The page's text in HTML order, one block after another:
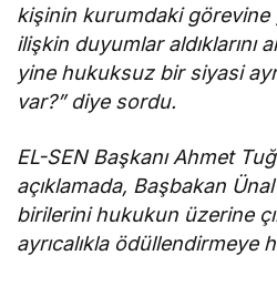
kişinin kurumdaki
ilişkin duyumlar aldıklarını
yine hukuksuz bir siyasi
var?” diye sordu.
EL-SEN Başkanı Ahmet
açıklamada, Başbakan
birilerini hukukun üzerine
ayrıcalıkla ödüllendirmeye